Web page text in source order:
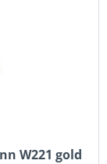
W221 gold